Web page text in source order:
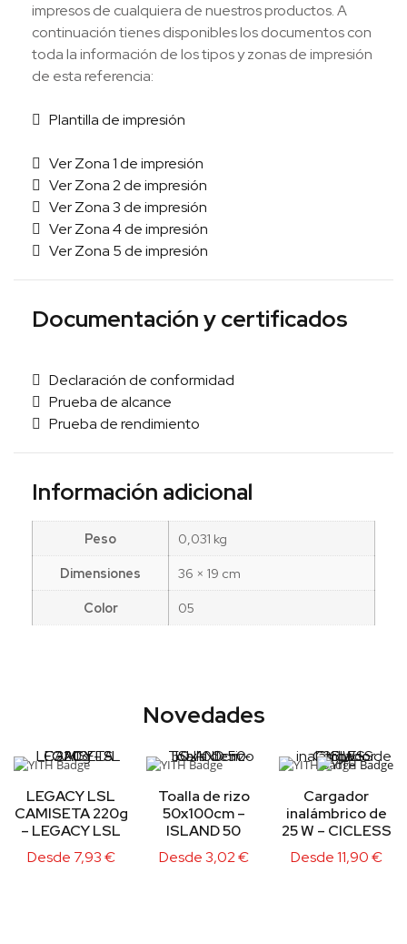
impresos de cualquiera de nuestros productos. A
continuación tienes disponibles los documentos con
toda la información de los tipos y zonas de impresión
de esta referencia:
Plantilla de impresión
Ver Zona 1 de impresión
Ver Zona 2 de impresión
Ver Zona 3 de impresión
Ver Zona 4 de impresión
Ver Zona 5 de impresión
Documentación y certificados
Declaración de conformidad
Prueba de alcance
Prueba de rendimiento
Información adicional
Peso
0,031 kg
Dimensiones
36 × 19 cm
Color
05
Novedades
LEGACY LSL
CAMISETA 220g
– LEGACY LSL
Desde 7,93€
Toalla de rizo
50x100cm –
ISLAND 50
Desde3,02€
Cargador
inalámbrico de
25 W – CICLESS
Desde11,90€